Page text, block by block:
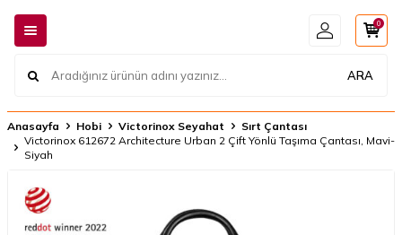
ARA
0
Anasayfa Hobi Victorinox Seyahat
Sırt Çantası
Victorinox 612672 Architecture Urban 2 Çift Yönlü Taşıma Çantası, Mavi-
Siyah